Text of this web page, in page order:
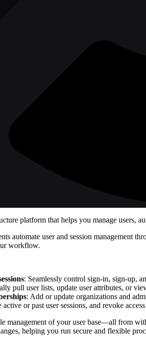
platform that helps you manage users,
automate user and session management
workflow.
: Seamlessly control sign-in, sign-up,
pull user lists, update user attributes, or
: Add or update organizations and
active or past user sessions, and revoke
management of your user base—all from
helping you run secure and flexible